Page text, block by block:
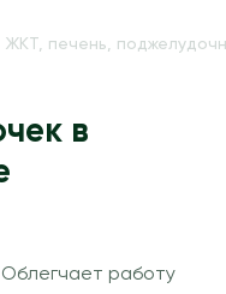
ЖКТ, печень,
в
Облегчает работу